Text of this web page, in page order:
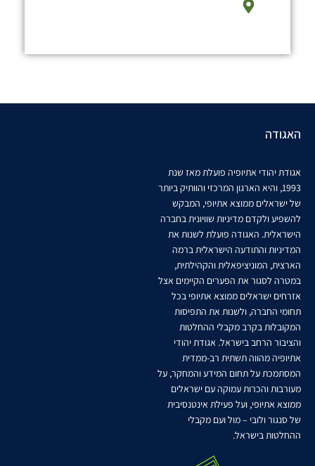
האגודה
אגודת יהודי אתיופיה פועלת מאז שנת
1993, והיא הארגון המרכזי והוותיק ביותר
של ישראלים ממוצא אתיופי, המבקש
להשפיע ולקדם מדיניות שוויונית בחברה
הישראלית. האגודה פועלת לשנות את
המדיניות והתודעה הישראלית ברמה
הארצית, המוניציפאלית והקהילתית,
במטרה לסגור את הפערים הקיימים אצל
אזרחים ישראלים ממוצא אתיופי בכל
תחומי החברה, ולשנות את התפיסות
המקובלות בקרב מקבלי ההחלטות
והציבור הרחב בישראל. אגודת יהודי
אתיופיה מהווה תשתית רב-ממדית
המסתמכת על תחום המידע והמחקר, על
מעורבות והכרות עמוקה עם ישראלים
ממוצא אתיופי, ועל פעילת אינטנסיבית
של סנגור ולובי – מול ועם מקבלי
ההחלטות בישראל.